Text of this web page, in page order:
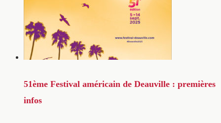
51ème Festival américain de Deauville : premières
infos